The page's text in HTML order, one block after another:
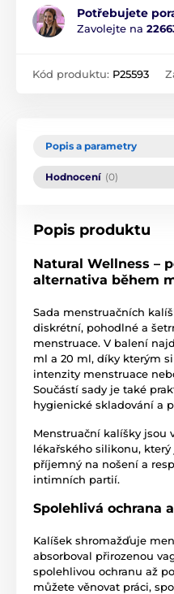
Potřebujete
Zavolejte na
Kód produktu: P25593
Popis a parametry
Hodnocení (0)
Popis produktu
Natural Wellness –
alternativa během
Sada menstruačních
diskrétní, pohodlné a
menstruace. V balení
ml a 20 ml, díky kterým
intenzity menstruace
Součástí sady je také
hygienické skladování a
Menstruační kalíšky jsou
lékařského silikonu,
příjemný na nošení a
intimních partií.
Spolehlivá ochrana
Kalíšek shromažďuje
absorboval přirozenou
spolehlivou ochranu až
můžete věnovat práci,